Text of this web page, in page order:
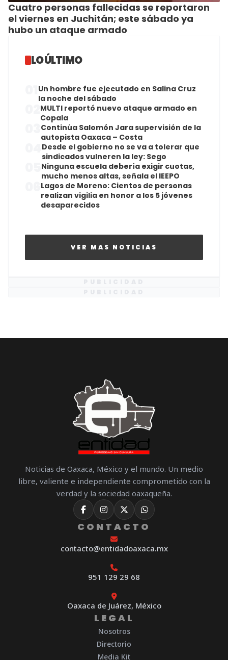
Cuatro personas fallecidas se reportaron
el viernes en Juchitán; este sábado ya
hubo un ataque armado
LO ÚLTIMO
Un hombre fue ejecutado en Salina Cruz
la noche del sábado
MULTI reportó nuevo ataque armado en
Copala
Continúa Salomón Jara supervisión de la
autopista Oaxaca – Costa
Desde el gobierno no se va a tolerar que
sindicados vulneren la ley: Sego
Ninguna escuela debería exigir cuotas,
mucho menos altas, señala el IEEPO
Lagos de Moreno: Cientos de personas
realizan vigilia en honor a los 5 jóvenes
desaparecidos
VER MAS NOTICIAS
Noticias de Oaxaca, México y el mundo. Un medio
libre, valiente e independiente comprometido con la
verdad y la sociedad oaxaqueña.
CONTACTO
contacto@entidadoaxaca.mx
951 129 29 68
Oaxaca de Juárez, México
LEGAL
Nosotros
Directorio
Media Kit